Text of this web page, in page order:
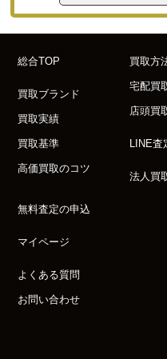
総合TOP
買取ブランド
買取実績
買取基準
高価買取のコツ
買取方
宅配買
店頭買
LINE査
法人買
無料査定の申込
マイページ
よくある質問
お問い合わせ